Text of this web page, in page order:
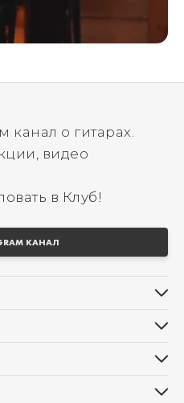
канал о гитарах.
видео
в Клуб!
КАНАЛ